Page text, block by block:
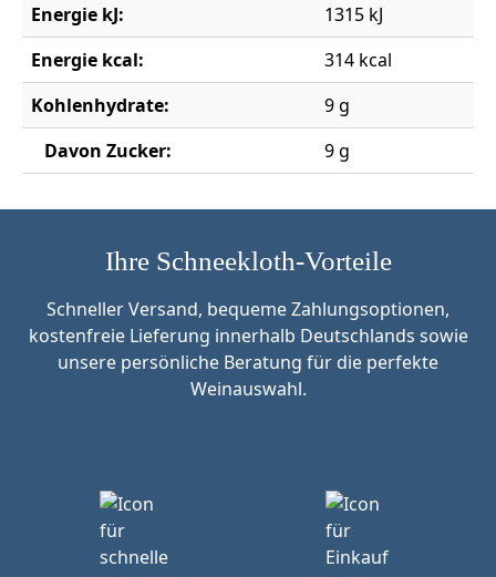
Energie kJ:
1315 kJ
Energie kcal:
314 kcal
Kohlenhydrate:
9 g
Davon Zucker:
9 g
Ihre Schneekloth-Vorteile
Schneller Versand, bequeme Zahlungsoptionen,
kostenfreie Lieferung innerhalb Deutschlands sowie
unsere persönliche Beratung für die perfekte
Weinauswahl.